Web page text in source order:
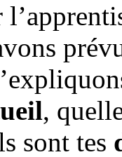
,
sont tes